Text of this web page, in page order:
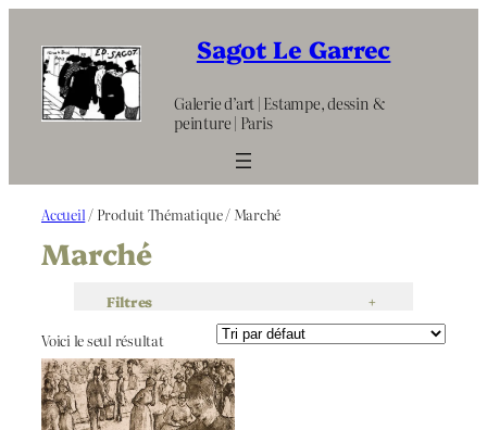
contenu
Sagot Le Garrec
Galerie d’art | Estampe, dessin &
peinture | Paris
Accueil / Produit Thématique / Marché
Marché
Filtres +
Voici le seul résultat